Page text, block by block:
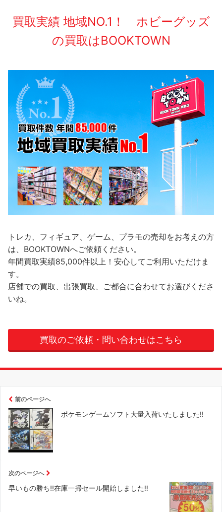
買取実績 地域NO.1！ ホビーグッズ
の買取はBOOKTOWN
トレカ、フィギュア、ゲーム、プラモの売却をお考えの方
は、BOOKTOWNへご依頼ください。
年間買取実績85,000件以上！安心してご利用いただけま
す。
店舗での買取、出張買取、ご都合に合わせてお選びくださ
いね。
買取のご依頼・問い合わせはこちら
前のページへ
ポケモンゲームソフト大量入荷いたしました!!
次のページへ
早いもの勝ち!!在庫一掃セール開始しました!!